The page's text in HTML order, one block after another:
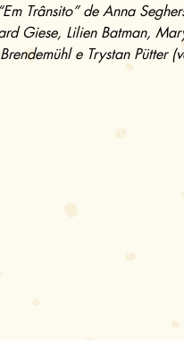
Trânsito” de Anna
Giese, Lilien Batman,
e Trystan Pütter